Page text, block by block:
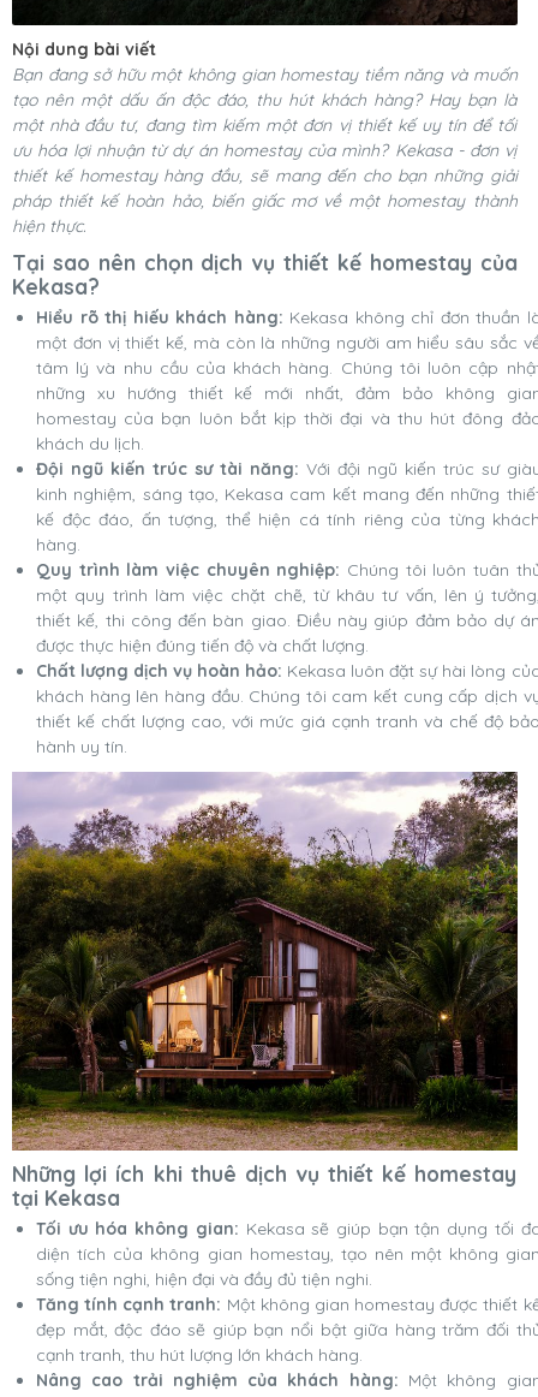
Nội dung bài viết
Bạn đang sở hữu một không gian homestay tiềm năng và muốn
tạo nên một dấu ấn độc đáo, thu hút khách hàng? Hay bạn là
một nhà đầu tư, đang tìm kiếm một đơn vị thiết kế uy tín để tối
ưu hóa lợi nhuận từ dự án homestay của mình? Kekasa - đơn vị
thiết kế homestay hàng đầu, sẽ mang đến cho bạn những giải
pháp thiết kế hoàn hảo, biến giấc mơ về một homestay thành
hiện thực.
Tại sao nên chọn dịch vụ thiết kế homestay của
Kekasa?
Hiểu rõ thị hiếu khách hàng: Kekasa không chỉ đơn thuần
một đơn vị thiết kế, mà còn là những người am hiểu sâu sắc
tâm lý và nhu cầu của khách hàng. Chúng tôi luôn cập
những xu hướng thiết kế mới nhất, đảm bảo không
homestay của bạn luôn bắt kịp thời đại và thu hút đông
khách du lịch.
Đội ngũ kiến trúc sư tài năng: Với đội ngũ kiến trúc sư
kinh nghiệm, sáng tạo, Kekasa cam kết mang đến những
kế độc đáo, ấn tượng, thể hiện cá tính riêng của từng
hàng.
Quy trình làm việc chuyên nghiệp: Chúng tôi luôn tuân
một quy trình làm việc chặt chẽ, từ khâu tư vấn, lên ý
thiết kế, thi công đến bàn giao. Điều này giúp đảm bảo dự
được thực hiện đúng tiến độ và chất lượng.
Chất lượng dịch vụ hoàn hảo: Kekasa luôn đặt sự hài lòng
khách hàng lên hàng đầu. Chúng tôi cam kết cung cấp dịch
thiết kế chất lượng cao, với mức giá cạnh tranh và chế độ
hành uy tín.
Những lợi ích khi thuê dịch vụ thiết kế homestay
tại Kekasa
Tối ưu hóa không gian: Kekasa sẽ giúp bạn tận dụng tối
diện tích của không gian homestay, tạo nên một không
sống tiện nghi, hiện đại và đầy đủ tiện nghi.
Tăng tính cạnh tranh: Một không gian homestay được thiết
đẹp mắt, độc đáo sẽ giúp bạn nổi bật giữa hàng trăm đối
cạnh tranh, thu hút lượng lớn khách hàng.
Nâng cao trải nghiệm của khách hàng: Một không